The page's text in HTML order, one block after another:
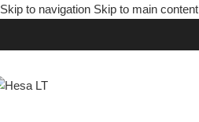
Skip to navigation Skip to main content